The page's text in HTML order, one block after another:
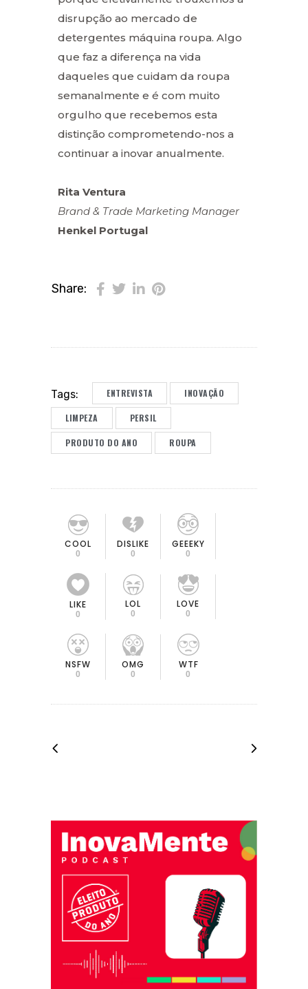
disrupção ao mercado de
detergentes máquina roupa. Algo
que faz a diferença na vida
daqueles que cuidam da roupa
semanalmente e é com muito
orgulho que recebemos esta
distinção comprometendo-nos a
continuar a inovar anualmente.
Rita Ventura
Brand & Trade Marketing Manager
Henkel Portugal
Share:
Tags: ENTREVISTA INOVAÇÃO
LIMPEZA PERSIL
PRODUTO DO ANO ROUPA
COOL
0
DISLIKE
0
GEEEKY
0
LIKE
0
LOL
0
LOVE
0
NSFW
0
OMG
0
WTF
0